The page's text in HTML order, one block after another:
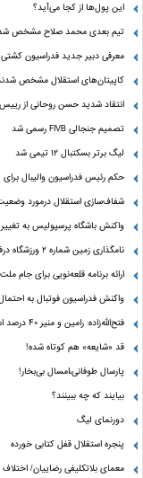
این پول‌ها از کجا می‌آید؟
تیم بعدی محمد صلاح مشخص
معرفی دبیر جدید فدراسیون کشتی
کاپیتان‌های استقلال مشخص
انتقاد شدید حسن روحانی از رییس
تصمیم جنجالی FIVB رسمی شد
لیگ برتر بسکتبال ۱۲ تیمی شد
حکم رئیس فدراسیون والیبال
شفاف‌سازی استقلال درمورد
واکنش باشگاه پرسپولیس به
نامگذاری زمین شماره ۲ ورزشگاه درفشی‌فر به نام شهید «ماکان نصیری»
ارائه برنامه‌ قلعه‌نویی برای جام
واکنش فدراسیون فوتبال به
فتح‌الله‌زاده: رامین و منیر 40 درصد استقلال بودند!
قد «شایعه» هم کوتاه شده!
پارسال طوفانی،امسال بی‌بخار!
بیایند که چه ببینند؟
دورنمای لیگ
پنجره‌ استقلال قفل کتابی خورده
معمای بلاتکلیفی رضاییان/